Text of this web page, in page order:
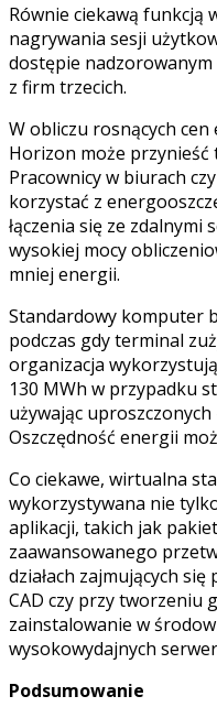
Równie ciekawą funkcją
nagrywania sesji
dostępie
z firm trzecich.
W obliczu rosnących
Horizon może przynieść
Pracownicy w biurach
korzystać z
łączenia się ze zdalnymi
wysokiej mocy
mniej energii.
Standardowy komputer
podczas gdy terminal
organizacja
130 MWh w przypadku
używając
Oszczędność energii
Co ciekawe, wirtualna
wykorzystywana nie
aplikacji, takich jak
zaawansowanego
działach zajmujących
CAD czy przy tworzeniu
zainstalowanie w
wysokowydajnych
Podsumowanie